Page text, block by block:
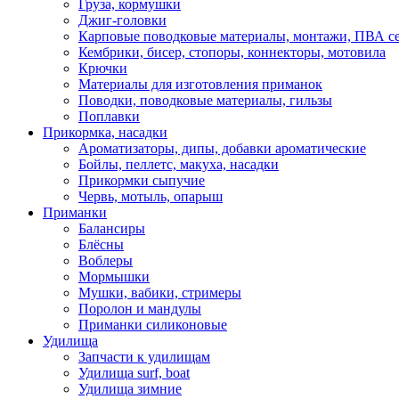
Груза, кормушки
Джиг-головки
Карповые поводковые материалы, монтажи, ПВА
Кембрики, бисер, стопоры, коннекторы, мотовила
Крючки
Материалы для изготовления приманок
Поводки, поводковые материалы, гильзы
Поплавки
Прикормка, насадки
Ароматизаторы, дипы, добавки ароматические
Бойлы, пеллетс, макуха, насадки
Прикормки сыпучие
Червь, мотыль, опарыш
Приманки
Балансиры
Блёсны
Воблеры
Мормышки
Мушки, вабики, стримеры
Поролон и мандулы
Приманки силиконовые
Удилища
Запчасти к удилищам
Удилища surf, boat
Удилища зимние